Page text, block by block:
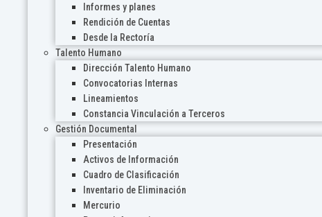
Informes y planes
Rendición de Cuentas
Desde la Rectoría
Talento Humano
Dirección Talento Humano
Convocatorias Internas
Lineamientos
Constancia Vinculación a Terceros
Gestión Documental
Presentación
Activos de Información
Cuadro de Clasificación
Inventario de Eliminación
Mercurio